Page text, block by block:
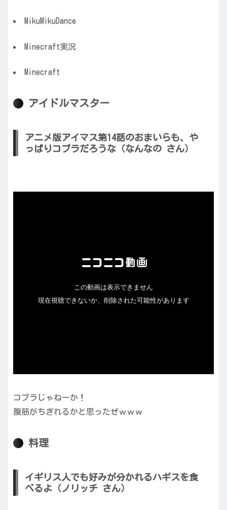
MikuMikuDance
Minecraft実況
Minecraft
アイドルマスター
アニメ版アイマス第14話のおまいらも、や
っぱりコブラだろうな（なんなの さん）
コブラじゃねーか！
腹筋がちぎれるかと思ったぜｗｗｗ
料理
イギリス人でも好みが分かれるハギスを食
べるよ（ノリッチ さん）